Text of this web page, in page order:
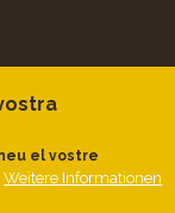
el vostre
Weitere Informationen